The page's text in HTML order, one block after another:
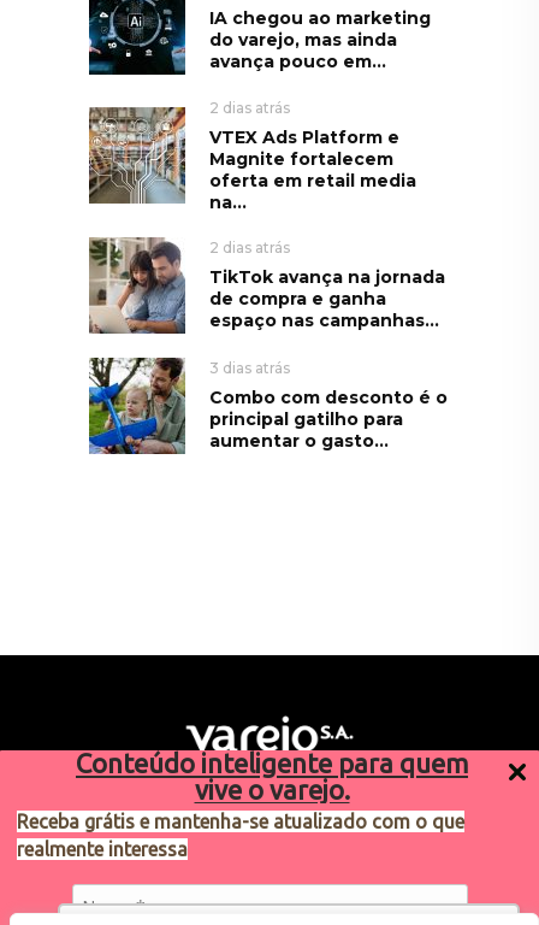
Conteúdo inteligente para quem
vive o varejo.
Receba grátis e mantenha-se atualizado com o que
realmente interessa
IA chegou ao marketing
do varejo, mas ainda
avança pouco em...
2 dias atrás
VTEX Ads Platform e
Magnite fortalecem
oferta em retail media
na...
2 dias atrás
TikTok avança na jornada
de compra e ganha
espaço nas campanhas...
3 dias atrás
Combo com desconto é o
principal gatilho para
aumentar o gasto...
Sugestões de pauta